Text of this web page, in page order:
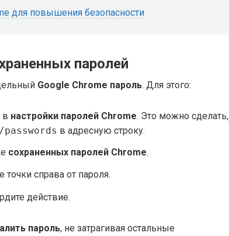
для повышения безопасности
паролей
Google Chrome пароль. Для этого:
в настройки паролей Chrome. Это можно сделать,
в адресную строку.
сохраненных паролей Chrome.
справа от пароля.
действие.
пароль, не затрагивая остальные